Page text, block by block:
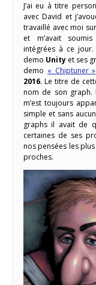
J’ai eu à titre
avec David et
travaillé avec moi
et m’avait
intégrées à ce
demo Unity et ses
demo « Chiptuner »
2016. Le titre de
nom de son graph.
m’est toujours
simple et sans
graphs il avait de
certaines de ses
nos pensées les
proches.